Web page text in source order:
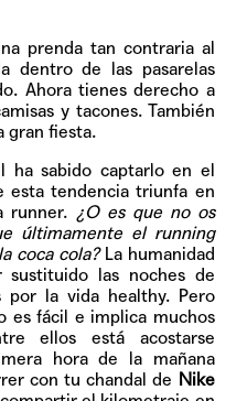
prenda tan contraria al
dentro de las pasarelas
Ahora tienes derecho a
y tacones. También
gran fiesta.
ha sabido captarlo en el
esta tendencia triunfa en
runner. ¿O es que no os
últimamente el running
coca cola?La humanidad
sustituido las noches de
por la vida healthy. Pero
es fácil e implica muchos
ellos está acostarse
hora de la mañana
con tu chandal de Nike